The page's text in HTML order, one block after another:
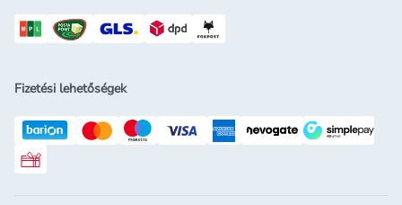
Fizetési lehetőségek
Rossmann ajándékkártya